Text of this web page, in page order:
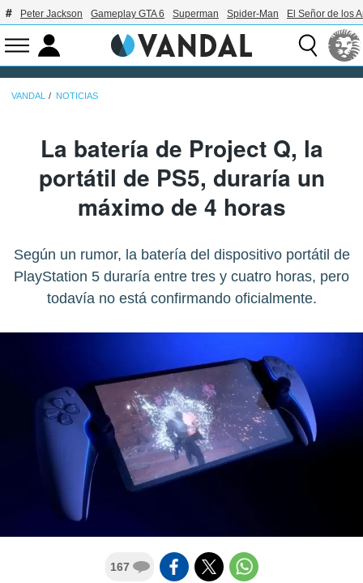
Peter Jackson Gameplay GTA 6 Superman Spider-Man El Señor de los
VANDAL NOTICIAS
La batería de Project Q, la
portátil de PS5, duraría un
máximo de 4 horas
Según un rumor, la batería del dispositivo portátil de
PlayStation 5 duraría entre tres y cuatro horas, pero
todavía no está confirmando oficialmente.
167